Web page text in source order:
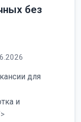
без
для
и